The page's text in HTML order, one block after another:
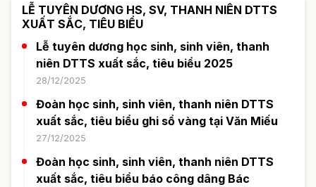
LỄ TUYÊN DƯƠNG HS, SV, THANH NIÊN DTTS
XUẤT SẮC, TIÊU BIỂU
Lễ tuyên dương học sinh, sinh viên, thanh
niên DTTS xuất sắc, tiêu biểu 2025
28/12/2025
Đoàn học sinh, sinh viên, thanh niên DTTS
xuất sắc, tiêu biểu ghi sổ vàng tại Văn Miếu
27/12/2025
Đoàn học sinh, sinh viên, thanh niên DTTS
xuất sắc, tiêu biểu báo công dâng Bác